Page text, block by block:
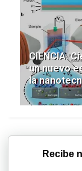
CIENCIA.
un nuevo
la
Recibe